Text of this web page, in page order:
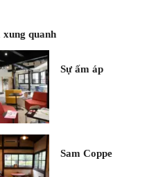
quanh
Sự ấm áp
Sam Coppe